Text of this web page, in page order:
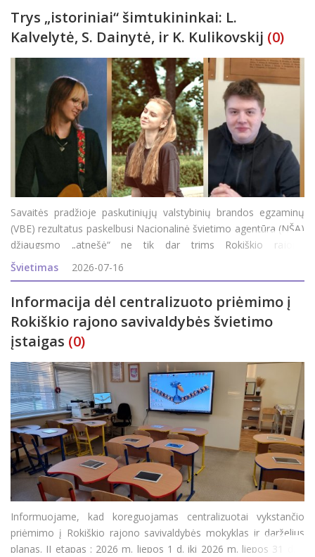
Trys „istoriniai“ šimtukininkai: L.
Kalvelytė, S. Dainytė, ir K. Kulikovskij (0)
Savaitės pradžioje paskutiniųjų valstybinių brandos egzaminų
(VBE) rezultatus paskelbusi Nacionalinė švietimo agentūra (NŠA)
džiaugsmo „atnešė“ ne tik dar trims Rokiškio rajono
abiturientams, bet ir visam rajonui, nes iki šių rezultatų
paskelbimo Roki&s
Švietimas 2026-07-16
Informacija dėl centralizuoto priėmimo į
Rokiškio rajono savivaldybės švietimo
įstaigas (0)
Informuojame, kad koreguojamas centralizuotai vykstančio
priėmimo į Rokiškio rajono savivaldybės mokyklas ir darželius
planas. II etapas : 2026 m. liepos 1 d. iki 2026 m. liepos 31 d. –